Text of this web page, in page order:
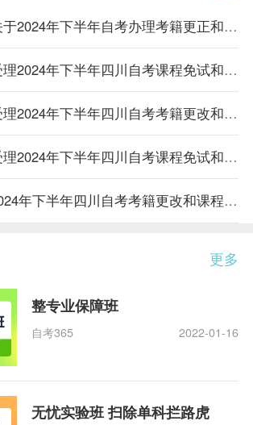
南溪区考办关于2024年下半年自考办理考籍更正和课程免试申请的通知
长宁县关于受理2024年下半年四川自考课程免试和考籍更改申请的通告
筠连县关于受理2024年下半年四川自考考籍更改和课程免试申请的通知
翠屏区关于受理2024年下半年四川自考课程免试和考籍更改申请的通知
兴文县关于2024年下半年四川自考考籍更改和课程免试申请的通告
更多
整专业保障班
自考365 2022-01-16
无忧实验班 扫除单科拦路虎